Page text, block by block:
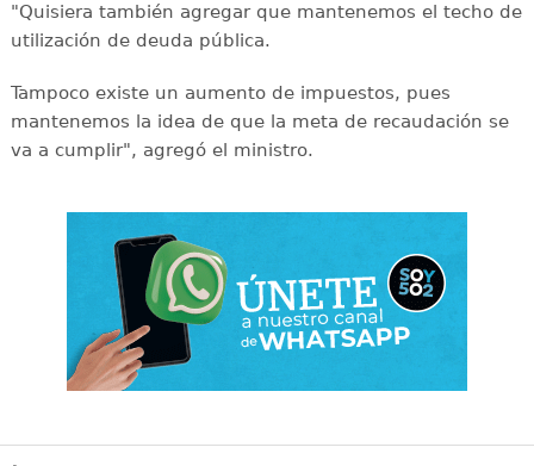
"Quisiera también agregar que mantenemos el techo de
utilización de deuda pública.
Tampoco existe un aumento de impuestos, pues
mantenemos la idea de que la meta de recaudación se
va a cumplir", agregó el ministro.